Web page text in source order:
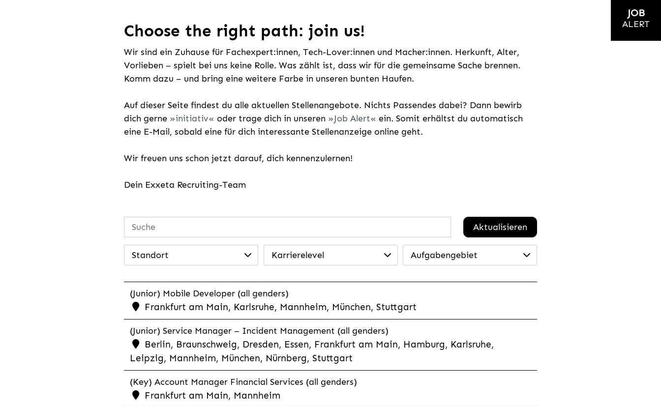
Choose the right path: join us!
Wir sind ein Zuhause für Fachexpert:innen, Tech-Lover:innen und Macher:innen. Herkunft, Alter,
Vorlieben – spielt bei uns keine Rolle. Was zählt ist, dass wir für die gemeinsame Sache brennen.
Komm dazu – und bring eine weitere Farbe in unseren bunten Haufen.
Auf dieser Seite findest du alle aktuellen Stellenangebote. Nichts Passendes dabei? Dann bewirb
dich gerne
initiativ oder trage dich in unseren Job Alert
ein. Somit erhältst du automatisch
eine E-Mail, sobald eine für dich interessante Stellenanzeige online geht.
Wir freuen uns schon jetzt darauf, dich kennenzulernen!
Dein Exxeta Recruiting-Team
Aktualisieren
Standort Karrierelevel Aufgabengebiet
(Junior) Mobile Developer (all genders)
Frankfurt am Main, Karlsruhe, Mannheim, München, Stuttgart
(Junior) Service Manager – Incident Management (all genders)
Berlin, Braunschweig, Dresden, Essen, Frankfurt am Main, Hamburg, Karlsruhe,
Leipzig, Mannheim, München, Nürnberg, Stuttgart
(Key) Account Manager Financial Services (all genders)
Frankfurt am Main, Mannheim
JOB
ALERT